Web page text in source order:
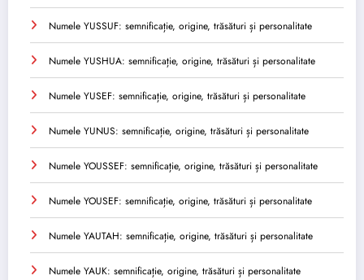
Numele YUSSUF: semnificație, origine, trăsături și personalitate
Numele YUSHUA: semnificație, origine, trăsături și personalitate
Numele YUSEF: semnificație, origine, trăsături și personalitate
Numele YUNUS: semnificație, origine, trăsături și personalitate
Numele YOUSSEF: semnificație, origine, trăsături și personalitate
Numele YOUSEF: semnificație, origine, trăsături și personalitate
Numele YAUTAH: semnificație, origine, trăsături și personalitate
Numele YAUK: semnificație, origine, trăsături și personalitate